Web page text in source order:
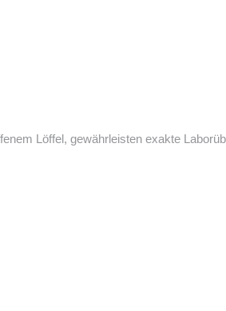
Löffel, gewährleisten exakte